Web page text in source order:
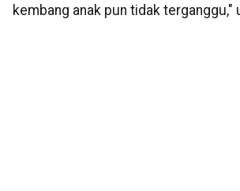
kembang anak pun tidak terganggu,"